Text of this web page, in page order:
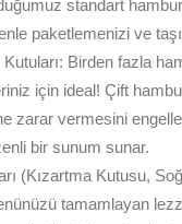
standart
paketlemenizi ve
Birden fazla
için ideal! Çift
zarar vermesini
bir sunum sunar.
(Kızartma Kutusu,
tamamlayan